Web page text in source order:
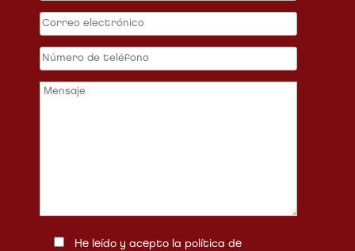
He leído y acepto la política de